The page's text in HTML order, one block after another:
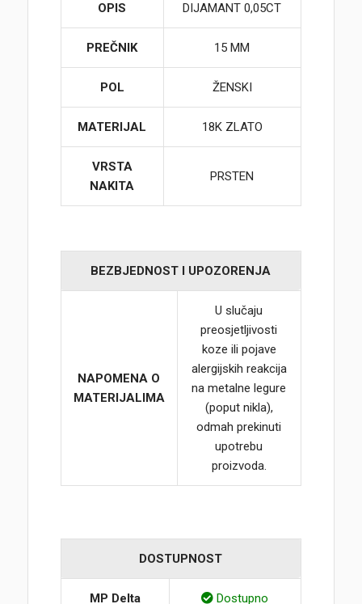
OPIS DIJAMANT 0,05CT
PREČNIK 15 MM
POL ŽENSKI
MATERIJAL 18K ZLATO
VRSTA
NAKITA
PRSTEN
BEZBJEDNOST I UPOZORENJA
NAPOMENA O
MATERIJALIMA
U slučaju
preosjetljivosti
koze ili pojave
alergijskih reakcija
na metalne legure
(poput nikla),
odmah prekinuti
upotrebu
proizvoda.
DOSTUPNOST
MP Delta Dostupno